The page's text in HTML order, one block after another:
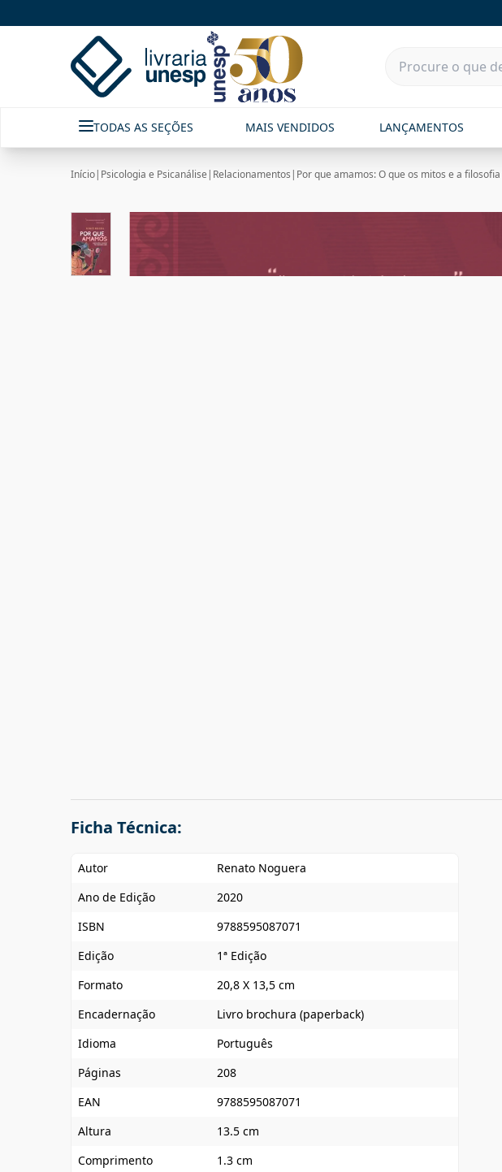
TODAS AS SEÇÕES MAIS VENDIDOS LANÇAMENTOS
Início| Psicologia e Psicanálise | Relacionamentos | Por que amamos: O que os mitos e a
Ficha Técnica:
Autor
Renato Noguera
Ano de Edição
2020
ISBN
9788595087071
Edição
1ª Edição
Formato
20,8 X 13,5 cm
Encadernação
Livro brochura (paperback)
Idioma
Português
Páginas
208
EAN
9788595087071
Altura
13.5 cm
Comprimento
1.3 cm